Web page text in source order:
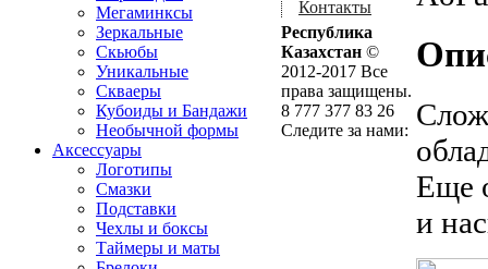
Мегаминксы
Зеркальные
Скьюбы
Уникальные
Скваеры
Кубоиды и Бандажи
Необычной формы
Аксессуары
Логотипы
Смазки
Подставки
Чехлы и боксы
Таймеры и маты
Еще
и
Контакты
Республика
Казахстан ©
2012-2017 Все
права защищены.
8 777 377 83 26
Следите за нами: